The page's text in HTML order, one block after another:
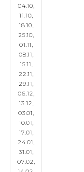
04.10,
11.10,
18.10,
25.10,
01.11,
08.11,
15.11,
22.11,
29.11,
06.12,
13.12,
03.01,
10.01,
17.01,
24.01,
31.01,
07.02,